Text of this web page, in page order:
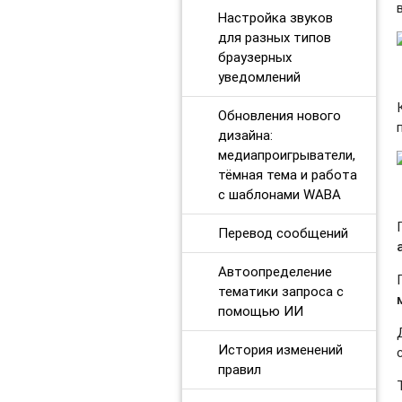
Настройка звуков
для разных типов
браузерных
уведомлений
Обновления нового
дизайна:
медиапроигрыватели,
тёмная тема и работа
с шаблонами WABA
Перевод сообщений
Автоопределение
тематики запроса с
помощью ИИ
История изменений
правил